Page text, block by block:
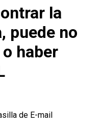
la
puede no
haber
de E-mail